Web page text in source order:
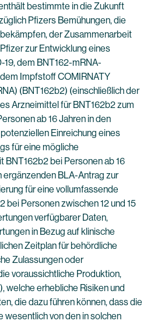
bestimmte in die Zukunft
Pfizers Bemühungen, die
der Zusammenarbeit
zur Entwicklung eines
dem BNT162-mRNA-
Impfstoff COMIRNATY
(BNT162b2) (einschließlich der
Arzneimittel für BNT162b2 zum
ab 16 Jahren in den
Einreichung eines
für eine mögliche
BNT162b2 bei Personen ab 16
ergänzenden BLA-Antrag zur
für eine vollumfassende
bei Personen zwischen 12 und 15
verfügbarer Daten,
in Bezug auf klinische
Zeitplan für behördliche
Zulassungen oder
voraussichtliche Produktion,
welche erhebliche Risiken und
die dazu führen können, dass die
wesentlich von den in solchen